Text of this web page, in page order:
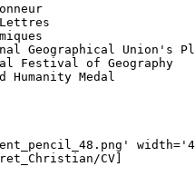
Geographical Union's
Festival of Geography
Medal
CV]